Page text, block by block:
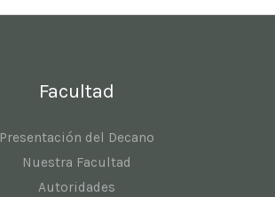
Facultad
Presentación del Decano
Nuestra Facultad
Autoridades